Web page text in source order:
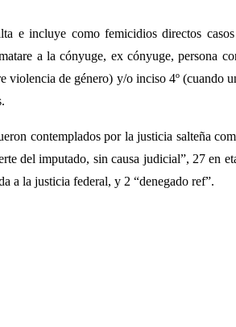
e incluye como femicidios directos
a la cónyuge, ex cónyuge, persona
de género) y/o inciso 4º (cuando
contemplados por la justicia salteña
del imputado, sin causa judicial”, 27 en
a la justicia federal, y 2 “denegado ref”.